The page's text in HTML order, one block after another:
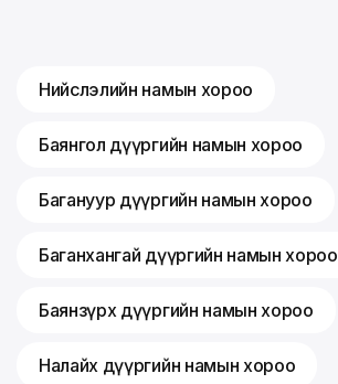
Нийслэлийн намын хороо
Баянгол дүүргийн намын хороо
Багануур дүүргийн намын хороо
Баганхангай дүүргийн намын хороо
Баянзүрх дүүргийн намын хороо
Налайх дүүргийн намын хороо